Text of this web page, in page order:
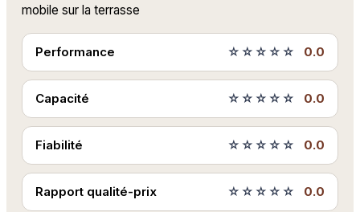
mobile sur la terrasse
Performance ☆☆☆☆☆ 0.0
Capacité ☆☆☆☆☆ 0.0
Fiabilité ☆☆☆☆☆ 0.0
Rapport qualité-prix ☆☆☆☆☆ 0.0